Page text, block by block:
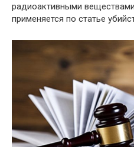
радиоактивными
применяется по статье